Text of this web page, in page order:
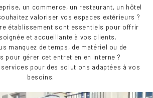
un commerce, un restaurant, un hôtel
valoriser vos espaces extérieurs ?
établissement sont essentiels pour offrir
et accueillante à vos clients.
manquez de temps, de matériel ou de
pour gérer cet entretien en interne ?
pour des solutions adaptées à vos
besoins.